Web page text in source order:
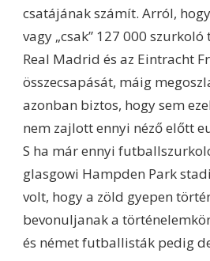
csatájának számít. Arról,
vagy „csak” 127 000
Real Madrid és az Eintracht
összecsapását, máig
azonban biztos, hogy sem
nem zajlott ennyi néző előtt
S ha már ennyi
glasgowi Hampden Park
volt, hogy a zöld gyepen
bevonuljanak a
és német futballisták pedig